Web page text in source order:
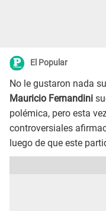
El Popular
No le gustaron nada
Mauricio Fernandini
polémica, pero esta
controversiales
luego de que este